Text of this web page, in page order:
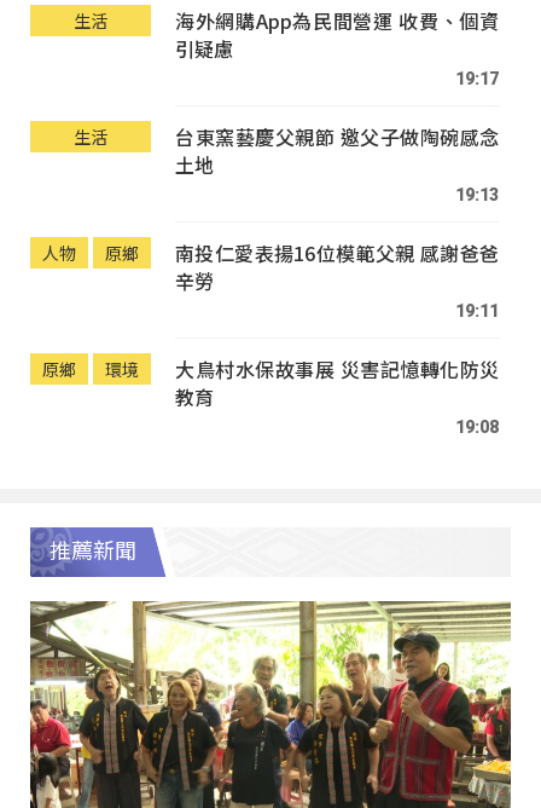
生活
海外網購App為民間營運 收費、個資
引疑慮
19:17
生活
台東窯藝慶父親節 邀父子做陶碗感念
土地
19:13
人物 原鄉
南投仁愛表揚16位模範父親 感謝爸爸
辛勞
19:11
原鄉 環境
大鳥村水保故事展 災害記憶轉化防災
教育
19:08
推薦新聞